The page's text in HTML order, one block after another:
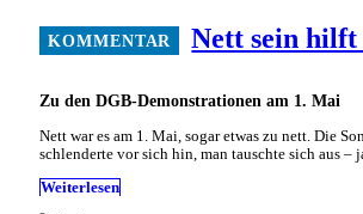
Zu den DGB-Demonstrationen am 1. Mai
Nett sein
Nett war es am 1. Mai, sogar etwas zu nett. Die
schlenderte vor sich hin, man tauschte sich aus –
Weiterlesen